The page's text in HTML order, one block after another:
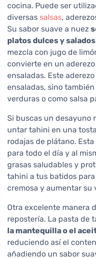
cocina. Puede ser
diversas salsas,
Su sabor suave a nuez
platos dulces y salados
mezcla con jugo de
convierte en un
ensaladas. Este
ensaladas, sino
verduras o como salsa
Si buscas un desayuno
untar tahini en una
rodajas de plátano.
para todo el día y al
grasas saludables y
tahini a tus batidos
cremosa y aumentar su
Otra excelente manera
repostería. La pasta de
la mantequilla o el
reduciendo así el
añadiendo un sabor